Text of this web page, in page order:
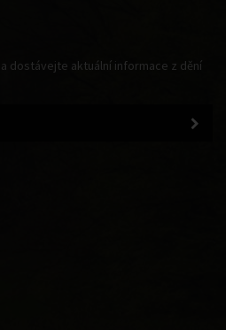
dostávejte aktuální informace z dění